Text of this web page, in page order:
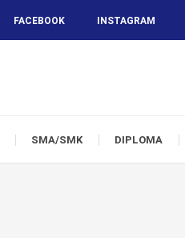
FACEBOOK INSTAGRAM
SMA/SMK DIPLOMA